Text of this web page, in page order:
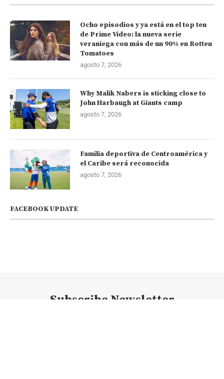
Ocho episodios y ya está en el top ten
de Prime Video: la nueva serie
veraniega con más de un 90% en Rotten
Tomatoes
agosto 7, 2026
Why Malik Nabers is sticking close to
John Harbaugh at Giants camp
agosto 7, 2026
Familia deportiva de Centroamérica y
el Caribe será reconocida
agosto 7, 2026
FACEBOOK UPDATE
Subscribe Newsletter